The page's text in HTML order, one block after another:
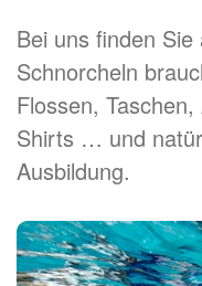
Bei uns finden
Schnorcheln
Flossen,
Shirts … und
Ausbildung.